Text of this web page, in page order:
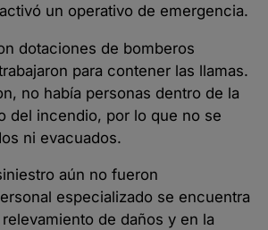
un operativo de emergencia.
dotaciones de bomberos
para contener las llamas.
no había personas dentro de la
del incendio, por lo que no se
ni evacuados.
aún no fueron
especializado se encuentra
de daños y en la